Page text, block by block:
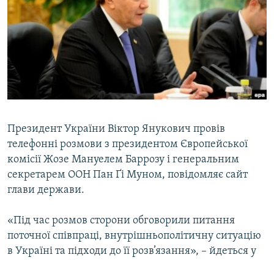
СПЕЦПРОЕКТИ
ДЕПОРТАЦІЯ
ВІДЕОУРОКИ «ELIFBE»
СВІДЧЕННЯ ОКУПАЦІЇ
УКРАЇНСЬКА ПРОБЛЕМА КРИМУ
ЯК ОБІЙТИ БЛОКУВАННЯ
Русский
Qırımtatar
Усі сайти RFE/RL
Президент України Віктор Янукович провів
телефонні розмови з президентом Європейської
комісії Жозе Мануелем Баррозу і генеральним
секретарем ООН Пан Ґі Муном, повідомляє сайт
глави держави.
«Під час розмов сторони обговорили питання
поточної співпраці, внутрішньополітичну ситуацію
в Україні та підходи до її розв’язання», – йдеться у